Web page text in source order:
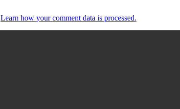
Learn how your comment data is processed.